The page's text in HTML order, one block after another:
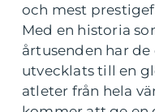
och mest
Med en historia
årtusenden har
utvecklats till en
atleter från hela